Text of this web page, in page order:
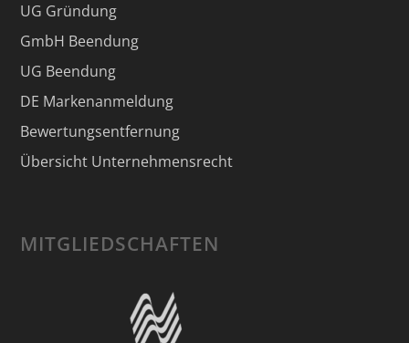
UG Gründung
GmbH Beendung
UG Beendung
DE Markenanmeldung
Bewertungsentfernung
Übersicht Unternehmensrecht
MITGLIEDSCHAFTEN